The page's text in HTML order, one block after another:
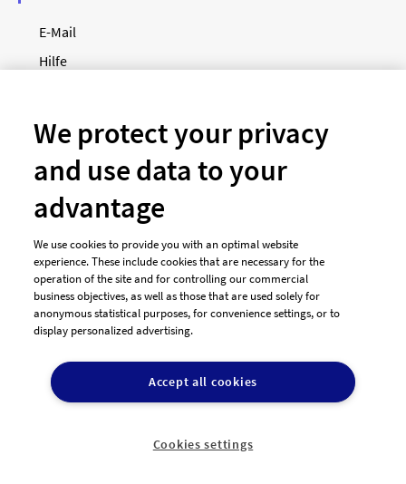
E-Mail
Hilfe
Unsere Zahlungsarten
AGB Dienstleister
Datenschutz
Impressum
We protect your privacy
and use data to your
advantage
We use cookies to provide you with an optimal website
experience. These include cookies that are necessary for the
operation of the site and for controlling our commercial
business objectives, as well as those that are used solely for
anonymous statistical purposes, for convenience settings, or to
display personalized advertising.
Accept all cookies
Cookies settings